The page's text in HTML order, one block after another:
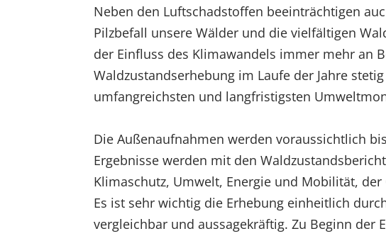
Neben den Luftschadstoffen beeinträchtigen
Pilzbefall unsere Wälder und die vielfältigen
der Einfluss des Klimawandels immer mehr an
Waldzustandserhebung im Laufe der Jahre
umfangreichsten und langfristigsten
Die Außenaufnahmen werden voraussichtlich
Ergebnisse werden mit den
Klimaschutz, Umwelt, Energie und Mobilität,
Es ist sehr wichtig die Erhebung einheitlich
vergleichbar und aussagekräftig. Zu Beginn der